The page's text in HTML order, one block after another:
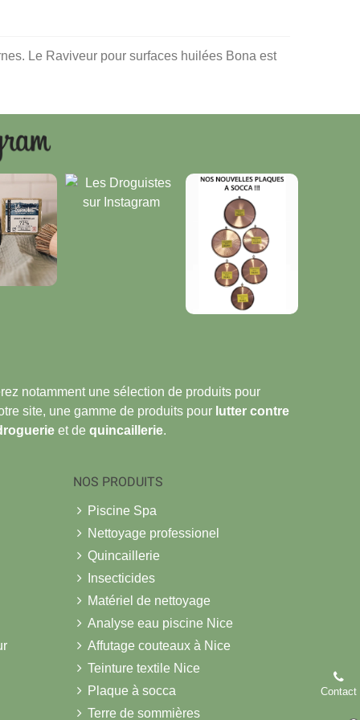
Le Raviveur pour surfaces huilées Bona est
notamment une sélection de produits pour
site, une gamme de produits pour lutter contre
et de quincaillerie.
NOS PRODUITS
Piscine Spa
Nettoyage professionel
Quincaillerie
Insecticides
Matériel de nettoyage
Analyse eau piscine Nice
Affutage couteaux à Nice
Teinture textile Nice
Plaque à socca
Terre de sommières
Contact